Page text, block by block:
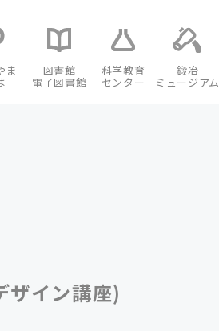
ま 図書館
電子図書館
科学教育
センター
鍛冶
ミュージアム
ザイン講座)